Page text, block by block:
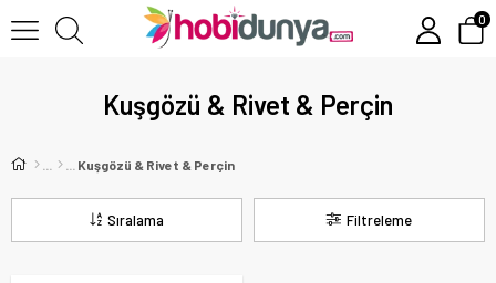
0
Kuşgözü & Rivet & Perçin
Kuşgözü & Rivet & Perçin
Filtreleme
Sıralama